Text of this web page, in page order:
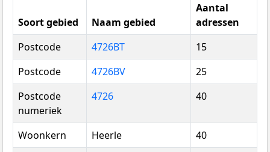
Soort gebied Naam gebied
Aantal
adressen
Postcode
4726BT
15
Postcode
4726BV
25
Postcode
numeriek
4726 40
Woonkern Heerle
40